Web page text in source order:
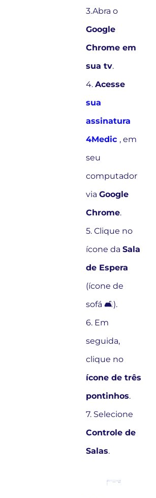
3.Abra o
Google
Chrome em
sua tv.
4.Acesse
sua
assinatura
4Medic , em
seu
computador
viaGoogle
Chrome.
5. Clique no
ícone daSala
de Espera
(ícone de
sofá 🛋️).
6. Em
seguida,
clique no
ícone de três
pontinhos.
7. Selecione
Controle de
Salas.